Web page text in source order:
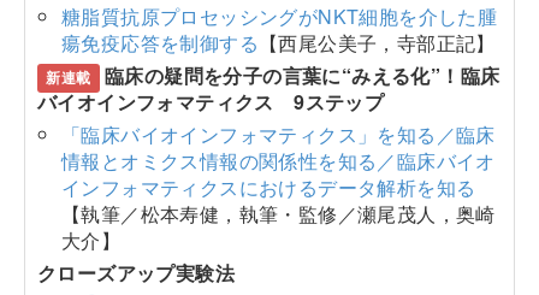
糖脂質抗原プロセッシングがNKT細胞を介した腫
瘍免疫応答を制御する 【西尾公美子，寺部正記】
新連載 臨床の疑問を分子の言葉に“みえる化”！臨床
バイオインフォマティクス 9ステップ
「臨床バイオインフォマティクス」を知る／臨床
情報とオミクス情報の関係性を知る／臨床バイオ
インフォマティクスにおけるデータ解析を知る
【執筆／松本寿健，執筆・監修／瀬尾茂人，奥崎
大介】
クローズアップ実験法